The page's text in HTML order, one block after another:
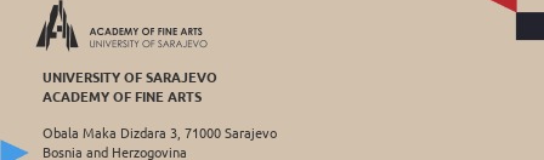
UNIVERSITY OF SARAJEVO
ACADEMY OF FINE ARTS
Obala Maka Dizdara 3, 71000 Sarajevo
Bosnia and Herzogovina